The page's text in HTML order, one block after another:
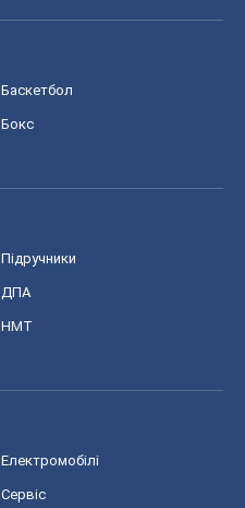
Баскетбол
Бокс
Підручники
ДПА
НМТ
Електромобілі
Сервіс